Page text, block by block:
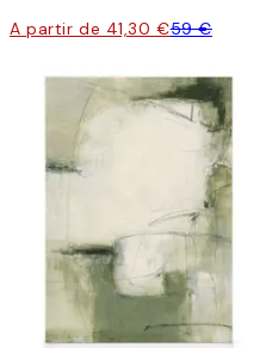
A partir de 41,30 €59 €